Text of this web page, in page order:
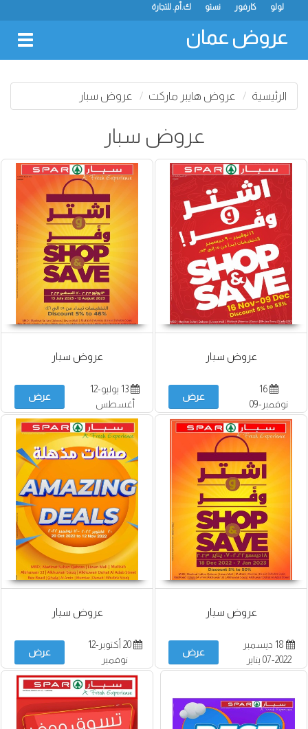
ك.أم. للتجارة نستو كارفور لولو
عروض عمان
الرئيسية عروض هايبر ماركت عروض سبار
عروض سبار
عروض سبار
16
نوفمبر-09
ديسمبر
عرض
عروض سبار
13 يوليو-12
أغسطس
عرض
عروض سبار
18 ديسمبر
2022-07 يناير
عرض
عروض سبار
20 أكتوبر-12
نوفمبر
عرض